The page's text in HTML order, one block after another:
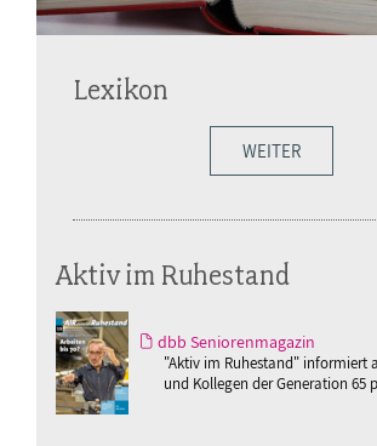
Lexikon
WEITER
Aktiv im Ruhestand
dbb Seniorenmagazin
"Aktiv im Ruhestand" informiert
und Kollegen der Generation 65